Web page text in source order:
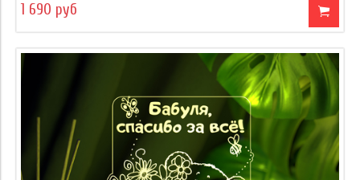
1 690 руб